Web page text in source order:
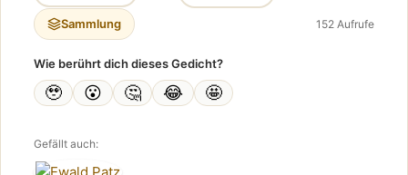
Sammlung 152 Aufrufe
Wie berührt dich dieses Gedicht?
🥹 😮 🤔 😂 🤩
Gefällt auch: